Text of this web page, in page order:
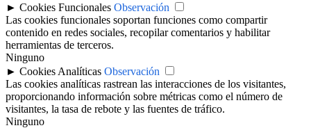
► Cookies Funcionales Observación
Las cookies funcionales soportan funciones como compartir
contenido en redes sociales, recopilar comentarios y habilitar
herramientas de terceros.
Ninguno
► Cookies Analíticas Observación
Las cookies analíticas rastrean las interacciones de los visitantes,
proporcionando información sobre métricas como el número de
visitantes, la tasa de rebote y las fuentes de tráfico.
Ninguno